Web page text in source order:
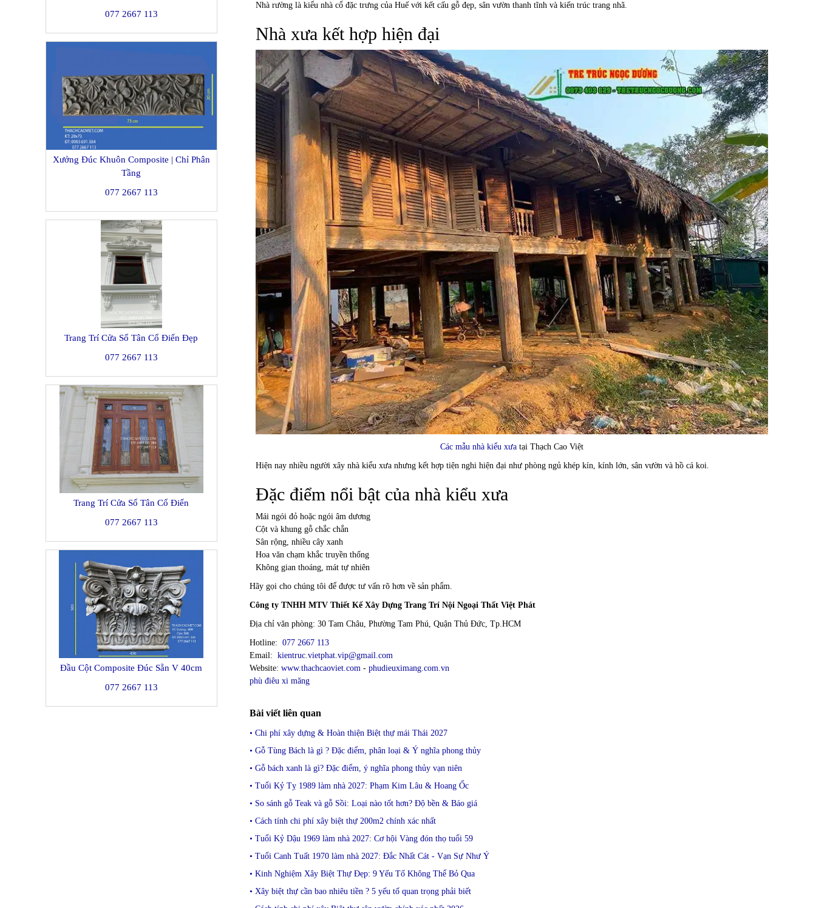
077 2667 113
Xưởng Đúc Khuôn Composite | Chỉ Phân
Tầng
077 2667 113
Trang Trí Cửa Sổ Tân Cổ Điển Đẹp
077 2667 113
Trang Trí Cửa Sổ Tân Cổ Điển
077 2667 113
Đầu Cột Composite Đúc Sẵn V 40cm
077 2667 113
Nhà rường là kiểu nhà cổ đặc trưng của Huế với kết cấu gỗ đẹp, sân vườn thanh tĩnh và kiến trúc trang nhã.
Nhà xưa kết hợp hiện đại
Các mẫu nhà kiểu xưatại Thạch Cao Việt
Hiện nay nhiều người xây nhà kiểu xưa nhưng kết hợp tiện nghi hiện đại như phòng ngủ khép kín, kính lớn, sân vườn và hồ cá koi.
Đặc điểm nổi bật của nhà kiểu xưa
Mái ngói đỏ hoặc ngói âm dương
Cột và khung gỗ chắc chắn
Sân rộng, nhiều cây xanh
Hoa văn chạm khắc truyền thống
Không gian thoáng, mát tự nhiên
Hãy gọi cho chúng tôi để được tư vấn rõ hơn về sản phẩm.
Công ty TNHH MTV Thiết Kế Xây Dựng Trang Trí Nội Ngoại Thất Việt Phát
Địa chỉ văn phòng: 30 Tam Châu, Phường Tam Phú, Quận Thủ Đức, Tp.HCM
Hotline: 077 2667 113
Email: kientruc.vietphat.vip@gmail.com
Website: www.thachcaoviet.com - phudieuximang.com.vn
phù điêu xi măng
Bài viết liên quan
• Chi phí xây dựng & Hoàn thiện Biệt thự mái Thái 2027
• Gỗ Tùng Bách là gì ? Đặc điểm, phân loại & Ý nghĩa phong thủy
• Gỗ bách xanh là gì? Đặc điểm, ý nghĩa phong thủy vạn niên
• Tuổi Kỷ Tỵ 1989 làm nhà 2027: Phạm Kim Lâu & Hoang Ốc
• So sánh gỗ Teak và gỗ Sồi: Loại nào tốt hơn? Độ bền & Báo giá
• Cách tính chi phí xây biệt thự 200m2 chính xác nhất
• Tuổi Kỷ Dậu 1969 làm nhà 2027: Cơ hội Vàng đón thọ tuổi 59
• Tuổi Canh Tuất 1970 làm nhà 2027: Đắc Nhất Cát - Vạn Sự Như Ý
• Kinh Nghiệm Xây Biệt Thự Đẹp: 9 Yếu Tố Không Thể Bỏ Qua
• Xây biệt thự cần bao nhiêu tiền ? 5 yếu tố quan trọng phải biết